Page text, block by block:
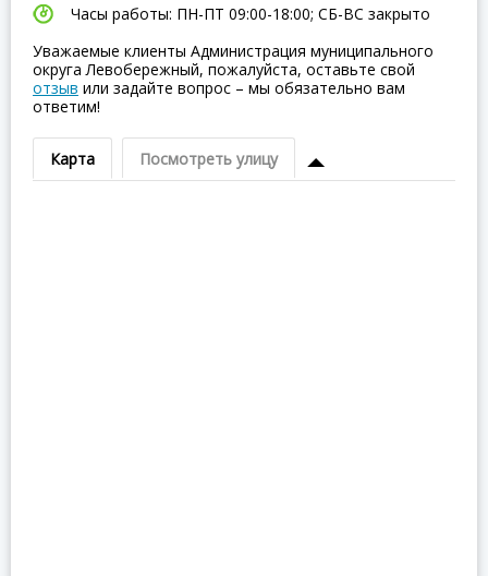
Часы работы: ПН-ПТ 09:00-18:00; СБ-ВC закрыто
Уважаемые клиенты Администрация муниципального
округа Левобережный, пожалуйста, оставьте свой
отзыв или задайте вопрос – мы обязательно вам
ответим!
Карта Посмотреть улицу